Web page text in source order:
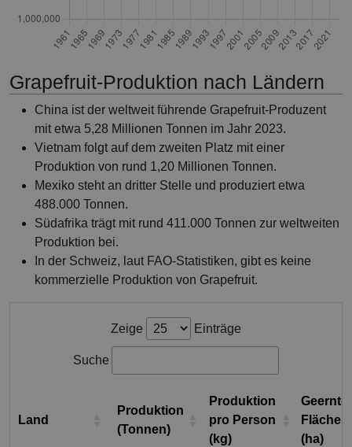
Grapefruit-Produktion nach Ländern
China ist der weltweit führende Grapefruit-Produzent
mit etwa 5,28 Millionen Tonnen im Jahr 2023.
Vietnam folgt auf dem zweiten Platz mit einer
Produktion von rund 1,20 Millionen Tonnen.
Mexiko steht an dritter Stelle und produziert etwa
488.000 Tonnen.
Südafrika trägt mit rund 411.000 Tonnen zur weltweiten
Produktion bei.
In der Schweiz, laut FAO-Statistiken, gibt es keine
kommerzielle Produktion von Grapefruit.
Zeige Einträge
Suche
Land
Produktion
(Tonnen)
Produktion
pro Person
(kg)
Fläche
(ha)